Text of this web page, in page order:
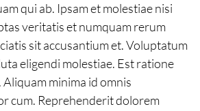
qui ab. Ipsam et molestiae nisi
veritatis et numquam rerum
sit accusantium et. Voluptatum
eligendi molestiae. Est ratione
minima id omnis
cum. Reprehenderit dolorem